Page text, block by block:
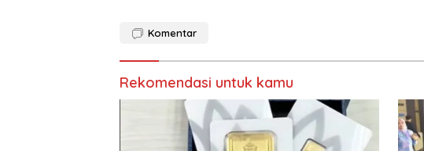
Komentar
Rekomendasi untuk kamu